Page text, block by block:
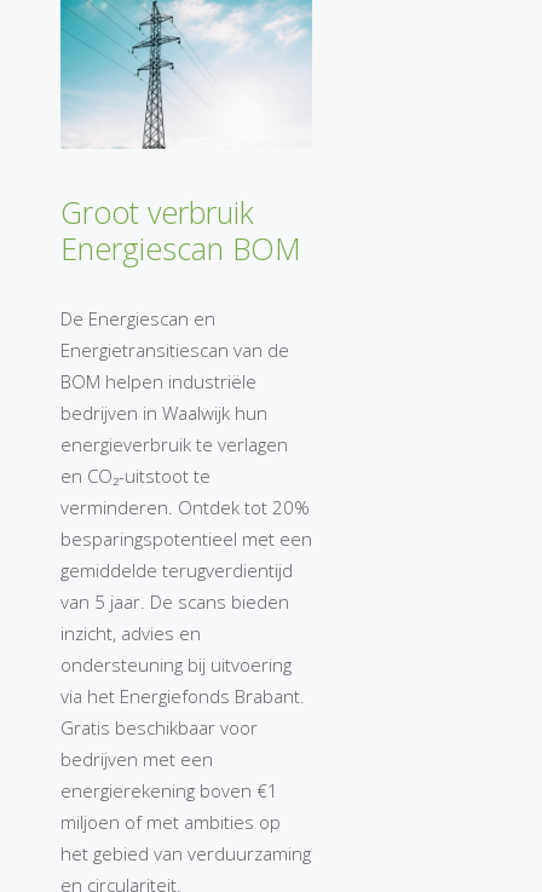
Groot verbruik
Energiescan BOM
De Energiescan en
Energietransitiescan van de
BOM helpen industriële
bedrijven in Waalwijk hun
energieverbruik te verlagen
en CO₂-uitstoot te
verminderen. Ontdek tot 20%
besparingspotentieel met een
gemiddelde terugverdientijd
van 5 jaar. De scans bieden
inzicht, advies en
ondersteuning bij uitvoering
via het Energiefonds Brabant.
Gratis beschikbaar voor
bedrijven met een
energierekening boven €1
miljoen of met ambities op
het gebied van verduurzaming
en circulariteit.